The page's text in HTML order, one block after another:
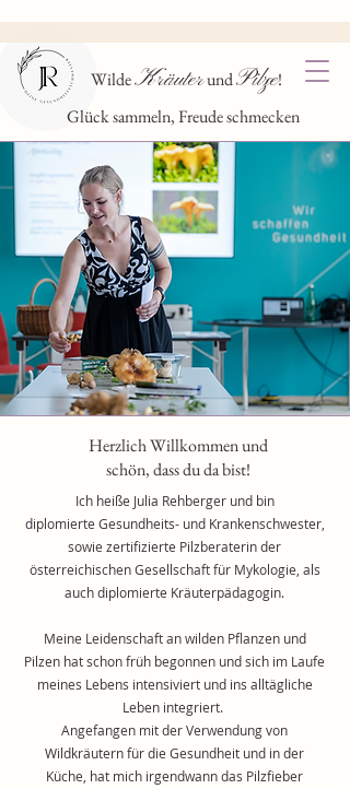
WildeKräuterundPilze!
Glück sammeln, Freude schmecken
Herzlich Willkommen und
schön, dass du da bist!
Ich heiße Julia Rehberger und bin
diplomierte Gesundheits- und Krankenschwester,
sowie zertifizierte Pilzberaterin der
österreichischen Gesellschaft für Mykologie, als
auch diplomierte Kräuterpädagogin.
Meine Leidenschaft an wilden Pflanzen und
Pilzen hat schon früh begonnen und sich im Laufe
meines Lebens intensiviert und ins alltägliche
Leben integriert.
Angefangen mit der Verwendung von
Wildkräutern für die Gesundheit und in der
Küche, hat mich irgendwann das Pilzfieber